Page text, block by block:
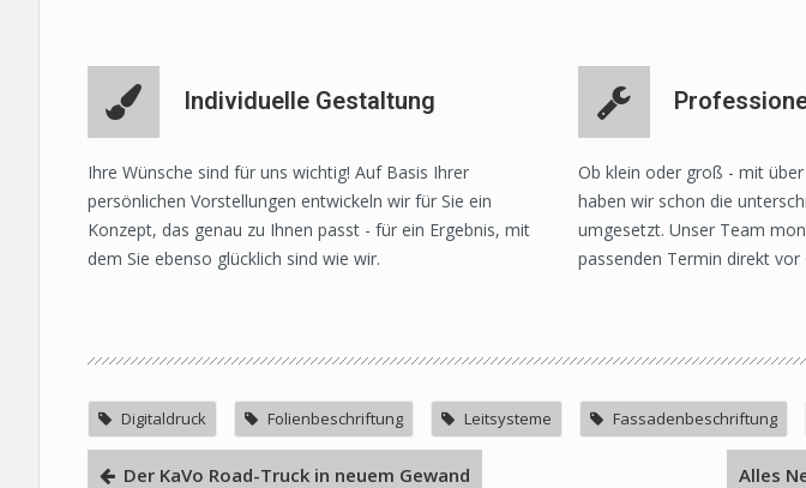
Individuelle Gestaltung
Ihre Wünsche sind für uns wichtig! Auf Basis Ihrer
persönlichen Vorstellungen entwickeln wir für Sie ein
Konzept, das genau zu Ihnen passt - für ein Ergebnis, mit
dem Sie ebenso glücklich sind wie wir.
Ob klein oder groß - mit
haben wir schon die
umgesetzt. Unser Team
passenden Termin direkt vor
Digitaldruck Folienbeschriftung Leitsysteme Fassadenbeschriftung
Der KaVo Road-Truck in neuem Gewand Alles